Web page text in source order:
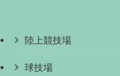
陸上競技場
球技場